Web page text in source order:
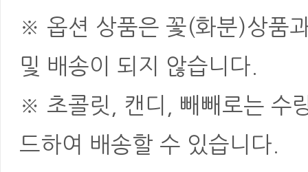
※ 옵션 상품은 꽃(화분)상품
및 배송이 되지 않습니다.
※ 초콜릿, 캔디, 빼빼로는 수
드하여 배송할 수 있습니다.